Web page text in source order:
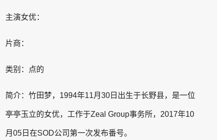
主演女优：
片商：
类别：点的
简介：竹田梦，1994年11月30日出生于长野县，是一位
亭亭玉立的女优，工作于Zeal Group事务所，2017年10
月05日在SOD公司第一次发布番号。